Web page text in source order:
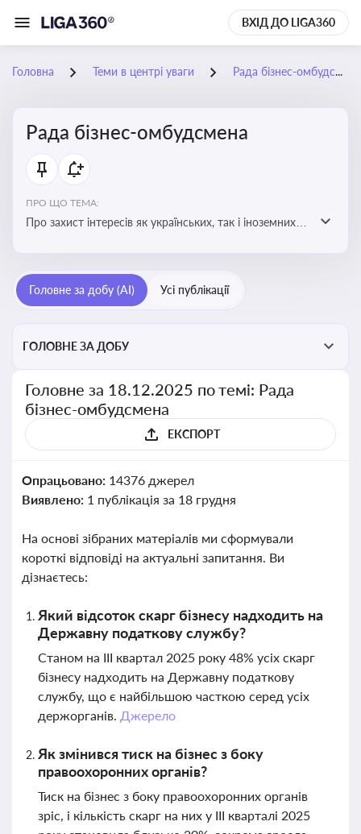
ВХІД ДО LIGA360
Головна Теми в центрі уваги Рада бізнес-омбудсмена
Рада бізнес-омбудсмена
ПРО ЩО ТЕМА:
Про захист інтересів як українських, так і іноземних
Головне за добу (AI) Усі публікації
ГОЛОВНЕ ЗА ДОБУ
Головне за 18.12.2025 по темі: Рада
бізнес-омбудсмена
ЕКСПОРТ
Опрацьовано: 14376 джерел
Виявлено: 1 публікація за 18 грудня
На основі зібраних матеріалів ми сформували
короткі відповіді на актуальні запитання. Ви
дізнаєтесь:
Який відсоток скарг бізнесу надходить на
Державну податкову службу?
Станом на III квартал 2025 року 48% усіх скарг
бізнесу надходить на Державну податкову
службу, що є найбільшою часткою серед усіх
держорганів. Джерело
Як змінився тиск на бізнес з боку
правоохоронних органів?
Тиск на бізнес з боку правоохоронних органів
зріс, і кількість скарг на них у III кварталі 2025